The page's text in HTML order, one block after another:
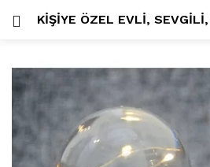
İÇINDE ARA:
Tüm kategoriler
BAYİLİK (1)
HİLALİN RENKLİ DÜNYASI (0)